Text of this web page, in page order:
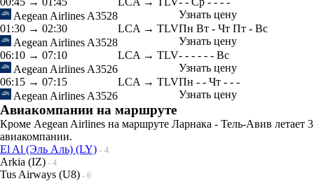
Aegean Airlines A3528
Узнать цену
01:30 → 02:30
Aegean Airlines A3528
LCA → TLVПн Вт - Чт Пт - Вс
Узнать цену
06:10 → 07:10
Aegean Airlines A3526
LCA → TLV- - - - - - Вс
Узнать цену
06:15 → 07:15
Aegean Airlines A3526
LCA → TLVПн - - Чт - - -
Узнать цену
Авиакомпании на маршруте
Кроме Aegean Airlines на маршруте Ларнака - Тель-Авив летает 3
авиакомпании.
El Al (Эль Аль) (LY) - 4
Arkia (IZ) - 4
Tus Airways (U8) - 6